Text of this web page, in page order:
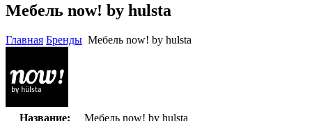
Мебель now! by hulsta
Главная Бренды Мебель now! by hulsta
Название:
Мебель now! by hulsta